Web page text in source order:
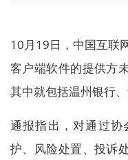
10月19日，中国互联
客户端软件的提供方
其中就包括温州银行
通报指出，对通过协
护、风险处置、投诉